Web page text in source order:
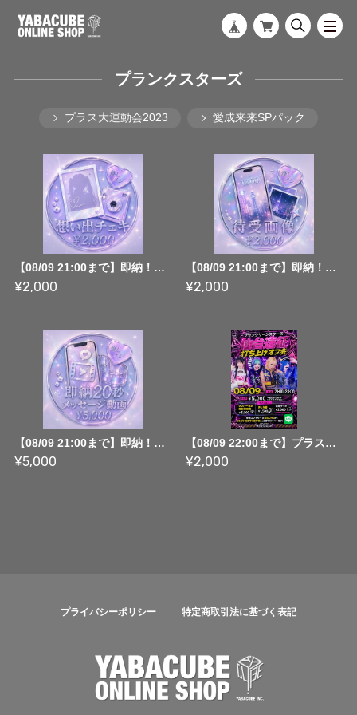
プランクスターズ
プラス大運動会2023 愛成来来SPパック
【08/09 21:00まで】即納！仙台遠征推しメンチェキ【¥2,000】
¥2,000
【08/09 21:00まで】即納！仙台遠征推しメン待受画像【¥2,000】
¥2,000
【08/09 21:00まで】即納！仙台遠征推しメン20秒動画【¥5,000】
¥5,000
【08/09 22:00まで】プラスタ仙台オフ会遠隔チェキ【プランクリーンスターズ】
¥2,000
プライバシーポリシー 特定商取引法に基づく表記